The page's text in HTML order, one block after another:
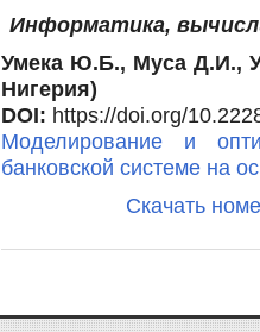
Информатика,
Умека Ю.Б., Муса Д.И.,
Нигерия)
DOI: https://doi.org/
Моделирование и
банковской системе на
Скачать